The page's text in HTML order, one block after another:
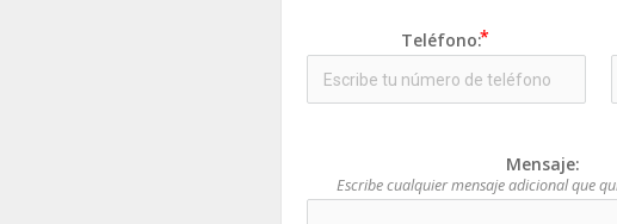
Teléfono:
Mensaje:
Escribe cualquier mensaje adicional que